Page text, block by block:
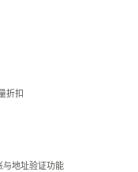
折扣
与地址验证功能